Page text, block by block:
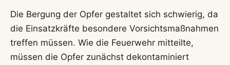
Die Bergung der Opfer gestaltet sich schwierig, da
die Einsatzkräfte besondere Vorsichtsmaßnahmen
treffen müssen. Wie die Feuerwehr mitteilte,
müssen die Opfer zunächst dekontaminiert